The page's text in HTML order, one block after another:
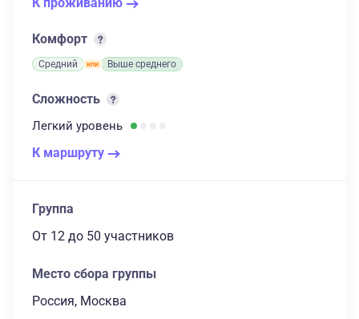
Комфорт
Средний Выше среднего
Сложность
Легкий уровень
К маршруту
Группа
От 12 до 50 участников
Место сбора группы
Россия, Москва